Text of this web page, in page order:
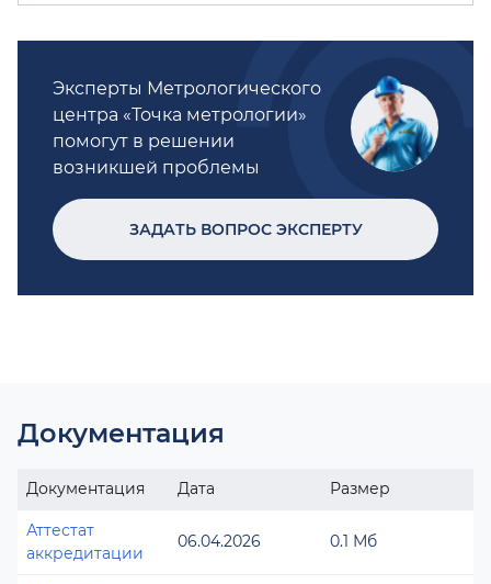
Эксперты Метрологического
центра «Точка метрологии»
помогут в решении
возникшей проблемы
ЗАДАТЬ ВОПРОС ЭКСПЕРТУ
Документация
Документация Дата Размер
Аттестат
аккредитации
06.04.2026 0.1 Мб